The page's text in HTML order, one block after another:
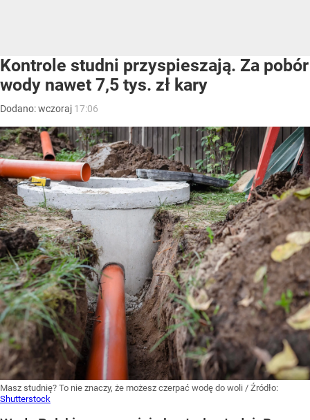
Kontrole studni przyspieszają. Za pobór
wody nawet 7,5 tys. zł kary
Dodano:wczoraj 17:06
Masz studnię? To nie znaczy, że możesz czerpać wodę do woli / Źródło:
Shutterstock